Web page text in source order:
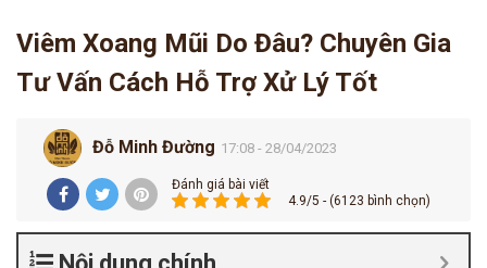
Viêm Xoang Mũi Do Đâu? Chuyên Gia
Tư Vấn Cách Hỗ Trợ Xử Lý Tốt
Đỗ Minh Đường 17:08 - 28/04/2023
Đánh giá bài viết
4.9/5 - (6123 bình chọn)